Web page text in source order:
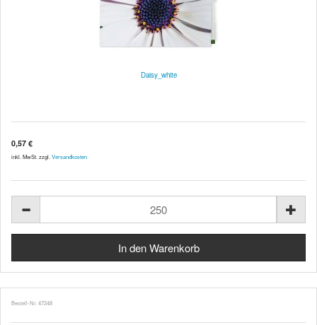
Daisy_white
0,57 €
inkl. MwSt. zzgl. Versandkosten
Bestell-Nr. 47248